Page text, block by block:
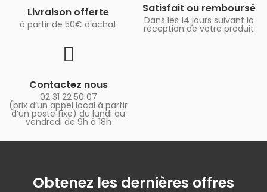
Livraison offerte
à partir de 50€ d'achat
Satisfait ou remboursé
Dans les 14 jours suivant la
réception de votre produit
Contactez nous
02 31 22 50 07
(prix d’un appel local à partir
d’un poste fixe) du lundi au
vendredi de 9h à 18h
Obtenez les dernières offres